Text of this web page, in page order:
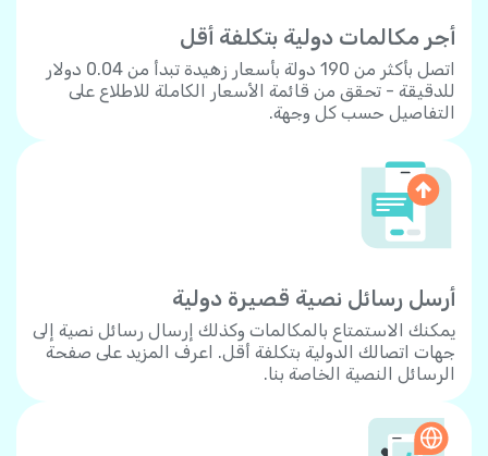
أجر مكالمات دولية بتكلفة أقل
اتصل بأكثر من 190 دولة بأسعار زهيدة تبدأ من 0.04 دولار
للدقيقة - تحقق من قائمة الأسعار الكاملة للاطلاع على
التفاصيل حسب كل وجهة.
أرسل رسائل نصية قصيرة دولية
يمكنك الاستمتاع بالمكالمات وكذلك إرسال رسائل نصية إلى
جهات اتصالك الدولية بتكلفة أقل. اعرف المزيد على صفحة
الرسائل النصية الخاصة بنا.